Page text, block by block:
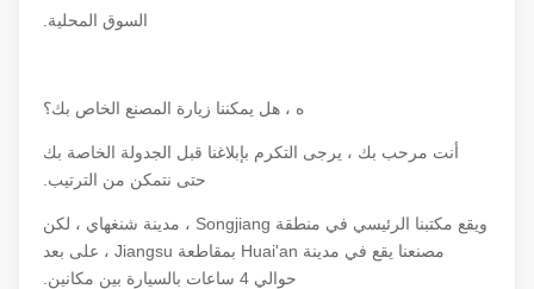
السوق المحلية.
ه ، هل يمكننا زيارة المصنع الخاص بك؟
أنت مرحب بك ، يرجى التكرم بإبلاغنا قبل الجدولة الخاصة بك
حتى نتمكن من الترتيب.
ويقع مكتبنا الرئيسي في منطقة Songjiang ، مدينة شنغهاي ، لكن
مصنعنا يقع في مدينة Huai'an بمقاطعة Jiangsu ، على بعد
حوالي 4 ساعات بالسيارة بين مكانين.